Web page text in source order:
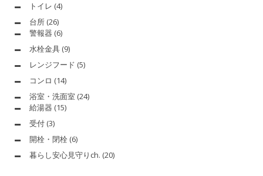
トイレ (4)
台所 (26)
警報器 (6)
水栓金具 (9)
レンジフード (5)
コンロ (14)
浴室・洗面室 (24)
給湯器 (15)
受付 (3)
開栓・閉栓 (6)
暮らし安心見守りch. (20)